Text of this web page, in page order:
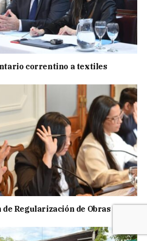
correntino a textiles
Regularización de Obras